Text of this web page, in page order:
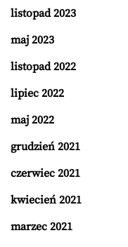
listopad 2023
maj 2023
listopad 2022
lipiec 2022
maj 2022
grudzień 2021
czerwiec 2021
kwiecień 2021
marzec 2021